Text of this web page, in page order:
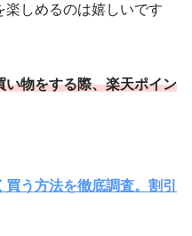
しめるのは嬉しいです
い物をする際、楽天ポイン
う方法を徹底調査。割引